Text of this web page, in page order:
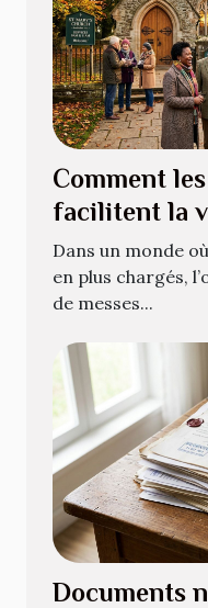
Comment
facilitent la
Dans un monde
en plus chargés,
de messes...
Documents